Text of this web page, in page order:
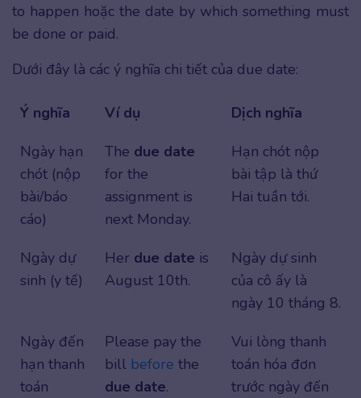
to happen hoặc the date by which something must
be done or paid.
Dưới đây là các ý nghĩa chi tiết của due date:
Ý nghĩa Ví dụ
Dịch nghĩa
Ngày hạn
chót (nộp
bài/báo
cáo)
The due date
for the
assignment is
next Monday.
Hạn chót nộp
bài tập là thứ
Hai tuần tới.
Ngày dự
sinh (y tế)
Her due date is
August 10th.
Ngày dự sinh
của cô ấy là
ngày 10 tháng 8.
Ngày đến
hạn thanh
toán
Please pay the
bill before the
due date.
Vui lòng thanh
toán hóa đơn
trước ngày đến